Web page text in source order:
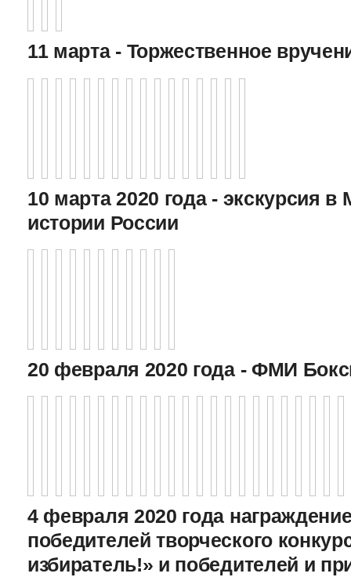
11 марта - Торжественное
10 марта 2020 года - экскурсия в
истории России
20 февраля 2020 года - ФМИ
4 февраля 2020 года
победителей творческого
избиратель!» и победителей и